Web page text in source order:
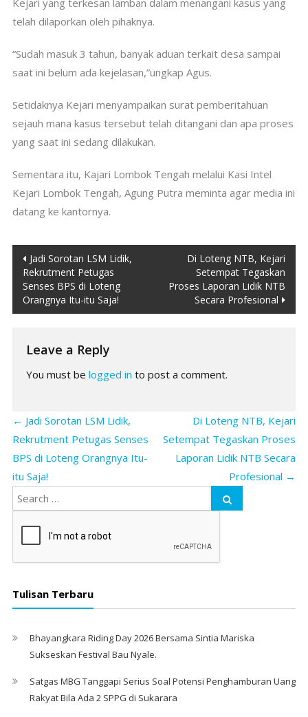
Kejari yang terkesan lamban dalam menangani kasus yang
telah dilaporkan oleh pihaknya.
“Sudah masuk 3 tahun, banyak aduan terkait desa sampai
saat ini belum ada kejelasan,”ungkap Agus.
Setidaknya Kejari menyampaikan surat pemberitahuan
sejauh mana kasus tersebut telah ditangani dan apa proses
yang saat ini sedang dilakukan.
Sementara itu, Kajari Lombok Tengah melalui Kasi Intel
Kejari Lombok Tengah, Agung Putra meminta agar media ini
datang ke kantornya.
Post
navigation
Jadi Sorotan LSM Lidik,
Rekrutment Petugas
Senses BPS di Loteng
Orangnya Itu-itu Saja!
Di Loteng NTB, Kejari
Setempat Tegaskan
Proses Laporan Lidik NTB
Secara Profesional
Leave a Reply
You must be logged in to post a comment.
← Jadi Sorotan LSM Lidik,
Rekrutment Petugas Senses
BPS di Loteng Orangnya Itu-
itu Saja!
Di Loteng NTB, Kejari
Setempat Tegaskan Proses
Laporan Lidik NTB Secara
Profesional →
Tulisan Terbaru
Bhayangkara Riding Day 2026 Bersama Sintia Mariska
Sukseskan Festival Bau Nyale. ‎
Satgas MBG Tanggapi Serius Soal Potensi Penghamburan Uang
Rakyat Bila Ada 2 SPPG di Sukarara